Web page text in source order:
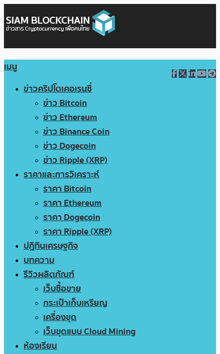
เมนู
ข่าวคริปโตเคอเรนซี่
ข่าว Bitcoin
ข่าว Ethereum
ข่าว Binance Coin
ข่าว Dogecoin
ข่าว Ripple (XRP)
ราคาและการวิเคราะห์
ราคา Bitcoin
ราคา Ethereum
ราคา Dogecoin
ราคา Ripple (XRP)
ปฏิทินเศรษฐกิจ
บทความ
รีวิวผลิตภัณฑ์
เว็บซื้อขาย
กระเป๋าเก็บเหรียญ
เครื่องขุด
เว็บขุดแบบ Cloud Mining
ห้องเรียน